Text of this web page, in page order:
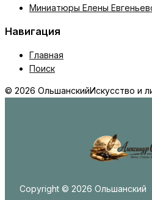
Миниатюры Елены
Навигация
Главная
Поиск
© 2026 ОльшанскийИскусство и
Copyright © 2026 Ольшанский